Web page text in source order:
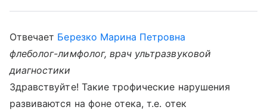
Отвечает Березко Марина Петровна
флеболог-лимфолог, врач ультразвуковой
диагностики
Здравствуйте! Такие трофические нарушения
развиваются на фоне отека, т.е. отек